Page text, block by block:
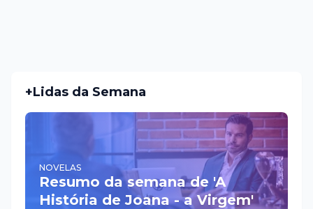
+Lidas da Semana
NOVELAS
Resumo da semana de 'A
História de Joana - a Virgem'